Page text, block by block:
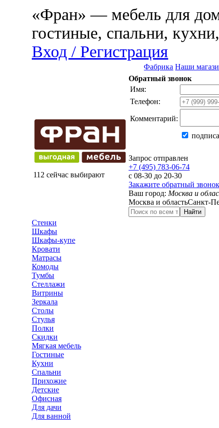
«Фран» — мебель для
гостиные, спальни,
Вход / Регистрация
Фабрика Наши
112 сейчас выбирают
Обратный звонок
Имя:
Телефон:
Комментарий:
Запрос отправлен
+7 (495) 783-06-74
с 08-30 до 20-30
Закажите обратный звонок
Ваш город: Москва и
Москва и областьСанкт-
Найти
Стенки
Шкафы
Шкафы-купе
Кровати
Матрасы
Комоды
Тумбы
Стеллажи
Витрины
Зеркала
Столы
Стулья
Полки
Скидки
Мягкая мебель
Гостиные
Кухни
Спальни
Прихожие
Детские
Офисная
Для дачи
Для ванной